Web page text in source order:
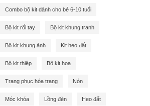
Combo bộ kit dành cho bé 6-10 tuổi
Bộ kit rối tay Bộ kit khung tranh
Bộ kit khung ảnh Kit heo đất
Bộ kit thiệp Bộ kit hoa
Trang phục hóa trang Nón
Móc khóa Lồng đèn Heo đất